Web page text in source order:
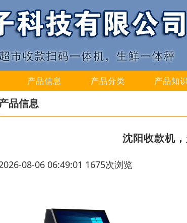
产品信息 产品分类 产品知识
品信息
沈阳收款机
08-06 06:49:01 1675次浏览